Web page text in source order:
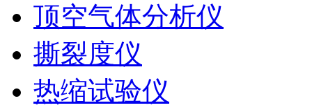
顶空气体分析仪
撕裂度仪
热缩试验仪